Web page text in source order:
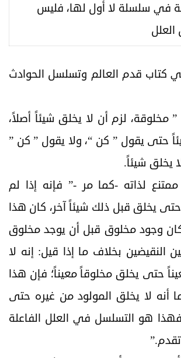
في سلسلة لا أول لها، فليس
كتاب قدم العالم وتسلسل الحوادث
مخلوقة، لزم أن لا يخلق شيئاً أصلاً،
حتى يقول ” كن “، ولا يقول ” كن ”
يخلق شيئاً.
لذاته -كما مر -” فإنه إذا لم
يخلق قبل ذلك شيئاً آخر، كان هذا
وجود مخلوق قبل أن يوجد مخلوق
النقيضين بخلاف ما إذا قيل: إنه لا
حتى يخلق مخلوقاً معيناً؛ فإن هذا
أنه لا يخلق المولود من غيره حتى
هو التسلسل في العلل الفاعلة